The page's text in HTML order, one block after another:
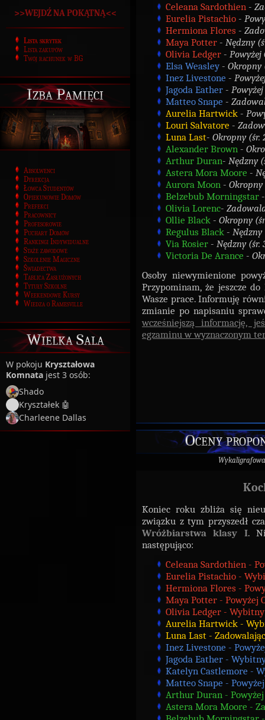
>>WEJDŹ NA POKĄTNĄ<<
Lista skrytek
Lista zakupów
Twój rachunek w BG
Izba Pamięci
Absolwenci
Dyrekcja
Łowca Studentów
Opiekunowie Domów
Prefekci
Pracownicy
Profesorowie
Puchary Domów
Rankingi Indywidualne
Staże zawodowe
Szkolenie Magiczne
Świadectwa
Tablica Zasłużonych
Tytuły Szkolne
Weekendowe Kursy
Wiedza o Ramesville
Wielka Sala
W pokoju Kryształowa
Komnata jest 3 osób:
Shado
Kryształek 🤖
Charleene Dallas
Celeana Sardothien -
Eurelia Pistachio -
Hermiona Flores -
Maya Potter - Nędzny
Olivia Ledger - Powyżej
Elsa Weasley- Okropny
Inez Livestone -
Jagoda Eather -
Matteo Snape -
Aurelia Hartwick -
Louri Salvatore -
Luna Last- Okropny (śr.
Alexander Brown -
Arthur Duran- Nędzny
Astera Mora Moore -
Aurora Moon - Okropny
Belzebub Morningstar
Olivia Lorenc-
Ollie Black - Okropny
Regulus Black - Nędzny
Via Rosier - Nędzny (śr.
Victoria De Arance -
Osoby niewymienione
Przypominam, że jeszcze
Wasze prace. Informuję
zmianie po napisaniu
wcześniejszą informację,
egzaminu w wyznaczonym
Oceny
Koniec roku zbliża się
związku z tym przyszedł
Wróżbiarstwa klasy I.
następująco:
Celeana Sardothien -
Eurelia Pistachio -
Hermiona Flores -
Maya Potter - Powyżej
Olivia Ledger - Wybitny
Aurelia Hartwick -
Luna Last -
Inez Livestone -
Jagoda Eather -
Katelyn Castlemore -
Matteo Snape -
Arthur Duran -
Astera Mora Moore -